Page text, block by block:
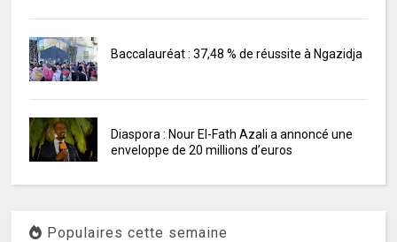
Baccalauréat : 37,48 % de réussite à Ngazidja
Diaspora : Nour El-Fath Azali a annoncé une
enveloppe de 20 millions d’euros
Populaires cette semaine